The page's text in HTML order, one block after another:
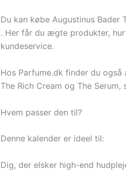
Du kan købe Augustinus Bader
. Her får du ægte produkter,
kundeservice.
Hos Parfume.dk finder du også
The Rich Cream og The
Hvem passer den til?
Denne kalender er ideel til:
Dig, der elsker high-end